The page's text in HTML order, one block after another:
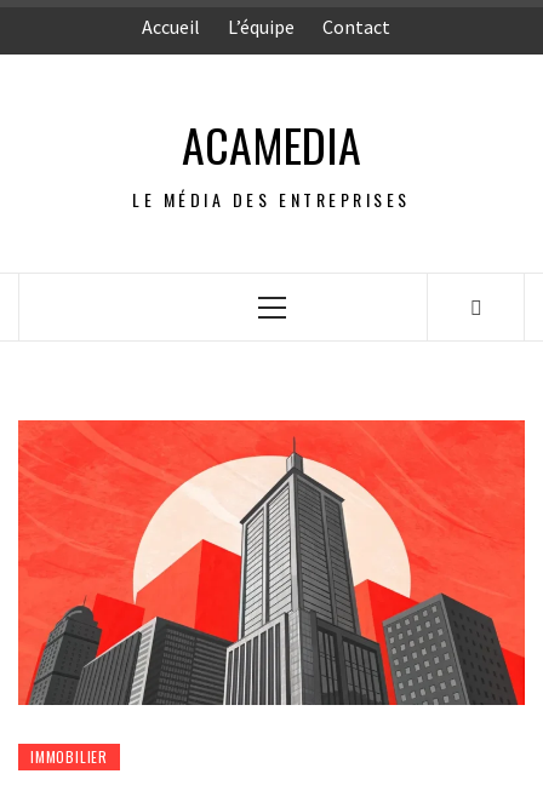
Accueil L’équipe Contact
ACAMEDIA
LE MÉDIA DES ENTREPRISES
Menu
IMMOBILIER